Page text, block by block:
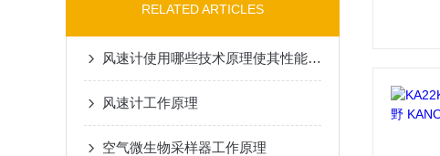
RELATED ARTICLES
风速计使用哪些技术原理使其性能优异？
风速计工作原理
空气微生物采样器工作原理